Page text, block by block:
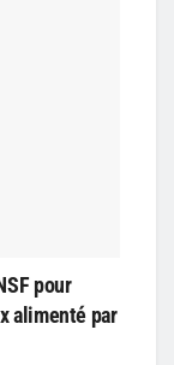
pour
alimenté par